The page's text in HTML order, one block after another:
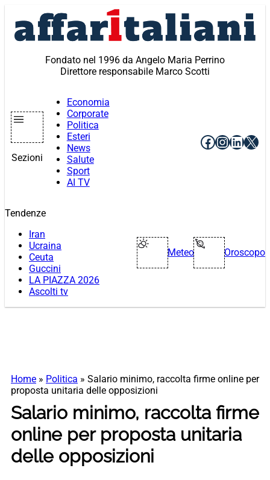
contenuto
Fondato nel 1996 da Angelo Maria Perrino
Direttore responsabile Marco Scotti
Sezioni
Economia
Corporate
Politica
Esteri
News
Salute
Sport
AI TV
Facebook
X
Tendenze
Iran
Ucraina
Ceuta
Guccini
LA PIAZZA 2026
Ascolti tv
Meteo Oroscopo
Home » Politica » Salario minimo, raccolta firme online per
proposta unitaria delle opposizioni
Salario minimo, raccolta firme
online per proposta unitaria
delle opposizioni